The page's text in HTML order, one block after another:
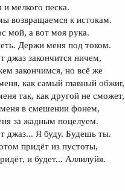
ПАМЯТИ
и мелкого песка.
возвращаемся к истокам.
мой, а вот моя рука.
Держи меня под током.
джаз закончится ничем,
закончимся, но всё же
как самый главный обжиг,
так, как другой не сможет,
в смешении фонем,
за жадным поцелуем.
джаз... Я буду. Будешь ты.
придёт из пустоты,
и будет... Аллилуйя.